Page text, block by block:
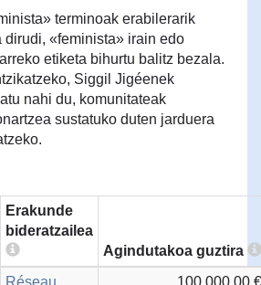
terminoak erabilerarik
dirudi, «feminista» irain edo
etiketa bihurtu balitz bezala.
Siggil Jigéenek
nahi du, komunitateak
sustatuko duten jarduera
Erakunde
bideratzailea
Agindutakoa guztira
Réseau
100.000,00 €